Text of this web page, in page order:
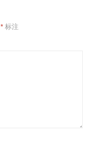
*标注